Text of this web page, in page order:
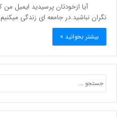
آیا ازخودتان پرسیدید ایمیل
نگران نباشید.در جامعه ای زندگی
بیشتر بخوانید »